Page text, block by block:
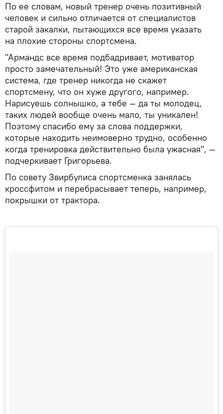
По ее словам, новый тренер очень позитивный
человек и сильно отличается от специалистов
старой закалки, пытающихся все время указать
на плохие стороны спортсмена.
"Армандс все время подбадривает, мотиватор
просто замечательный! Это уже американская
система, где тренер никогда не скажет
спортсмену, что он хуже другого, например.
Нарисуешь солнышко, а тебе — да ты молодец,
таких людей вообще очень мало, ты уникален!
Поэтому спасибо ему за слова поддержки,
которые находить неимоверно трудно, особенно
когда тренировка действительно была ужасная", —
подчеркивает Григорьева.
По совету Звирбулиса спортсменка занялась
кроссфитом и перебрасывает теперь, например,
покрышки от трактора.